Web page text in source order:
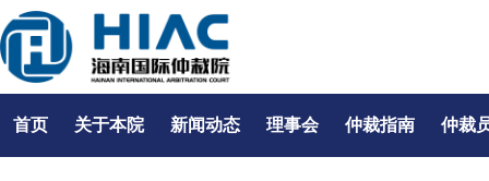
首页 关于本院 新闻动态 理事会 仲裁指南 仲裁